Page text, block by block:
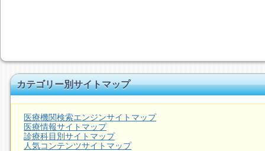
カテゴリー別サイトマップ
医療機関検索エンジンサイトマップ
医療情報サイトマップ
診療科目別サイトマップ
人気コンテンツサイトマップ